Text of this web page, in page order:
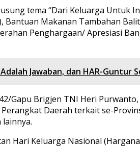
tema “Dari Keluarga Untuk
Makanan Tambahan
Penghargaan/ Apresiasi
Jawaban, dan HAR-Guntur
Gapu Brigjen TNI Heri
Daerah terkait se-
Keluarga Nasional